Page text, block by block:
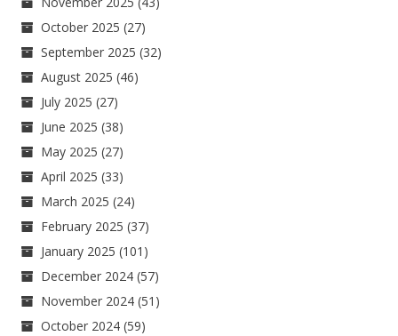
October 2025 (27)
September 2025 (32)
August 2025 (46)
July 2025 (27)
June 2025 (38)
May 2025 (27)
April 2025 (33)
March 2025 (24)
February 2025 (37)
January 2025 (101)
December 2024 (57)
November 2024 (51)
October 2024 (59)